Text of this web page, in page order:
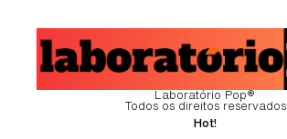
Laboratório Pop®
Todos os direitos reservados
Hot!